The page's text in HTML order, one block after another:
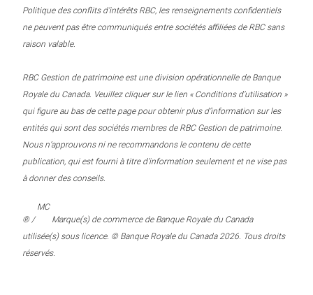
Politique des conflits d’intérêts RBC, les renseignements confidentiels
ne peuvent pas être communiqués entre sociétés affiliées de RBC sans
raison valable.
RBC Gestion de patrimoine est une division opérationnelle de Banque
Royale du Canada. Veuillez cliquer sur le lien « Conditions d’utilisation »
qui figure au bas de cette page pour obtenir plus d’information sur les
entités qui sont des sociétés membres de RBC Gestion de patrimoine.
Nous n’approuvons ni ne recommandons le contenu de cette
publication, qui est fourni à titre d’information seulement et ne vise pas
à donner des conseils.
® /
MC
Marque(s) de commerce de Banque Royale du Canada
utilisée(s) sous licence. © Banque Royale du Canada 2026. Tous droits
réservés.